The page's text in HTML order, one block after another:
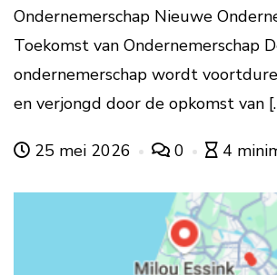
Ondernemerschap Nieuwe
Toekomst van Ondernemerschap
ondernemerschap wordt
en verjongd door de opkomst van
25 mei 2026 0 4